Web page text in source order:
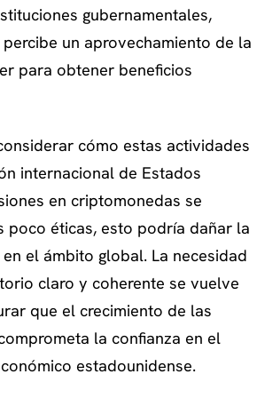
gubernamentales,
un aprovechamiento de la
para obtener beneficios
cómo estas actividades
internacional de Estados
en criptomonedas se
poco éticas, esto podría dañar la
el ámbito global. La necesidad
claro y coherente se vuelve
que el crecimiento de las
la confianza en el
estadounidense.